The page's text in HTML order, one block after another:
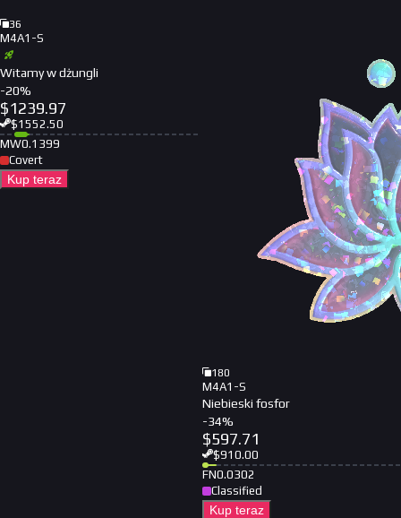
36
M4A1-S
Witamy w dżungli
-20%
$1239.97
$1552.50
MW0.1399
Covert
Kup teraz
180
M4A1-S
Niebieski fosfor
-34%
$597.71
$910.00
FN0.0302
Classified
Kup teraz